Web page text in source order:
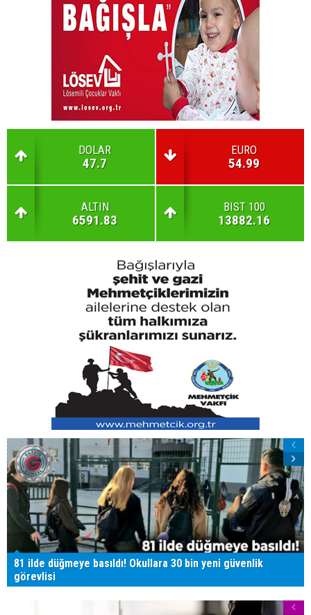
DOLAR
47.7
EURO
54.99
ALTIN
6591.83
BIST 100
13882.16
81 ilde düğmeye basıldı! Okullara 30 bin yeni güvenlik
görevlisi